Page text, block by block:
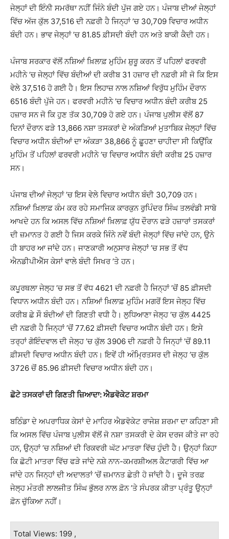
ਜੇਲ੍ਹਾਂ ਦੀ ਇੰਨੀ ਸਮਰੱਥਾ ਨਹੀਂ ਜਿੰਨੇ ਬੰਦੀ ਪੁੱਜ ਗਏ ਹਨ। ਪੰਜਾਬ ਦੀਆਂ ਜੇਲ੍ਹਾਂ
ਵਿੱਚ ਅੱਜ ਕੁੱਲ 37,516 ਦੀ ਨਫ਼ਰੀ ਹੈ ਜਿਨ੍ਹਾਂ ’ਚ 30,709 ਵਿਚਾਰ ਅਧੀਨ
ਬੰਦੀ ਹਨ। ਭਾਵ ਜੇਲ੍ਹਾਂ ’ਚ 81.85 ਫ਼ੀਸਦੀ ਬੰਦੀ ਹਨ ਅਤੇ ਬਾਕੀ ਕੈਦੀ ਹਨ।
ਪੰਜਾਬ ਸਰਕਾਰ ਵੱਲੋਂ ਨਸ਼ਿਆਂ ਖ਼ਿਲਾਫ਼ ਮੁਹਿੰਮ ਸ਼ੁਰੂ ਕਰਨ ਤੋਂ ਪਹਿਲਾਂ ਫਰਵਰੀ
ਮਹੀਨੇ ’ਚ ਜੇਲ੍ਹਾਂ ਵਿੱਚ ਬੰਦੀਆਂ ਦੀ ਕਰੀਬ 31 ਹਜ਼ਾਰ ਦੀ ਨਫ਼ਰੀ ਸੀ ਜੋ ਕਿ ਇਸ
ਵੇਲੇ 37,516 ਹੋ ਗਈ ਹੈ। ਇਸ ਲਿਹਾਜ਼ ਨਾਲ ਨਸ਼ਿਆਂ ਵਿਰੁੱਧ ਮੁਹਿੰਮ ਦੌਰਾਨ
6516 ਬੰਦੀ ਪੁੱਜੇ ਹਨ। ਫਰਵਰੀ ਮਹੀਨੇ ’ਚ ਵਿਚਾਰ ਅਧੀਨ ਬੰਦੀ ਕਰੀਬ 25
ਹਜ਼ਾਰ ਸਨ ਜੋ ਕਿ ਹੁਣ ਤੱਕ 30,709 ਹੋ ਗਏ ਹਨ। ਪੰਜਾਬ ਪੁਲੀਸ ਵੱਲੋਂ 87
ਦਿਨਾਂ ਦੌਰਾਨ ਫੜੇ 13,866 ਨਸ਼ਾ ਤਸਕਰਾਂ ਦੇ ਅੰਕੜਿਆਂ ਮੁਤਾਬਿਕ ਜੇਲ੍ਹਾਂ ਵਿੱਚ
ਵਿਚਾਰ ਅਧੀਨ ਬੰਦੀਆਂ ਦਾ ਅੰਕੜਾ 38,866 ਨੂੰ ਛੂਹਣਾ ਚਾਹੀਦਾ ਸੀ ਕਿਉਂਕਿ
ਮੁਹਿੰਮ ਤੋਂ ਪਹਿਲਾਂ ਫਰਵਰੀ ਮਹੀਨੇ ’ਚ ਵਿਚਾਰ ਅਧੀਨ ਬੰਦੀ ਕਰੀਬ 25 ਹਜ਼ਾਰ
ਸਨ।
ਪੰਜਾਬ ਦੀਆਂ ਜੇਲ੍ਹਾਂ ’ਚ ਇਸ ਵੇਲੇ ਵਿਚਾਰ ਅਧੀਨ ਬੰਦੀ 30,709 ਹਨ।
ਨਸ਼ਿਆਂ ਖ਼ਿਲਾਫ਼ ਕੰਮ ਕਰ ਰਹੇ ਸਮਾਜਿਕ ਕਾਰਕੁਨ ਰੁਪਿੰਦਰ ਸਿੰਘ ਤਲਵੰਡੀ ਸਾਬੋ
ਆਖਦੇ ਹਨ ਕਿ ਅਸਲ ਵਿੱਚ ਨਸ਼ਿਆਂ ਖ਼ਿਲਾਫ਼ ਯੁੱਧ ਦੌਰਾਨ ਫੜੇ ਹਜ਼ਾਰਾਂ ਤਸਕਰਾਂ
ਦੀ ਜ਼ਮਾਨਤ ਹੋ ਗਈ ਹੈ ਜਿਸ ਕਰਕੇ ਜਿੰਨੇ ਨਵੇਂ ਬੰਦੀ ਜੇਲ੍ਹਾਂ ਵਿੱਚ ਜਾਂਦੇ ਹਨ, ਉਨੇ
ਹੀ ਬਾਹਰ ਆ ਜਾਂਦੇ ਹਨ। ਜਾਣਕਾਰੀ ਅਨੁਸਾਰ ਜੇਲ੍ਹਾਂ ’ਚ ਸਭ ਤੋਂ ਵੱਧ
ਐਨਡੀਪੀਐੱਸ ਕੇਸਾਂ ਵਾਲੇ ਬੰਦੀ ਸਿਖਰ ’ਤੇ ਹਨ।
ਕਪੂਰਥਲਾ ਜੇਲ੍ਹ ’ਚ ਸਭ ਤੋਂ ਵੱਧ 4621 ਦੀ ਨਫ਼ਰੀ ਹੈ ਜਿਨ੍ਹਾਂ ’ਚੋਂ 85 ਫ਼ੀਸਦੀ
ਵਿਧਾਨ ਅਧੀਨ ਬੰਦੀ ਹਨ। ਨਸ਼ਿਆਂ ਖ਼ਿਲਾਫ਼ ਮੁਹਿੰਮ ਮਗਰੋਂ ਇਸ ਜੇਲ੍ਹ ਵਿੱਚ
ਕਰੀਬ ਛੇ ਸੌ ਬੰਦੀਆਂ ਦੀ ਗਿਣਤੀ ਵਧੀ ਹੈ। ਲੁਧਿਆਣਾ ਜੇਲ੍ਹ ’ਚ ਕੁੱਲ 4425
ਦੀ ਨਫ਼ਰੀ ਹੈ ਜਿਨ੍ਹਾਂ ’ਚੋਂ 77.62 ਫ਼ੀਸਦੀ ਵਿਚਾਰ ਅਧੀਨ ਬੰਦੀ ਹਨ। ਇਸੇ
ਤਰ੍ਹਾਂ ਗੋਇੰਦਵਾਲ ਦੀ ਜੇਲ੍ਹ ’ਚ ਕੁੱਲ 3906 ਦੀ ਨਫ਼ਰੀ ਹੈ ਜਿਨ੍ਹਾਂ ’ਚੋਂ 89.11
ਫ਼ੀਸਦੀ ਵਿਚਾਰ ਅਧੀਨ ਬੰਦੀ ਹਨ। ਇਵੇਂ ਹੀ ਅੰਮ੍ਰਿਤਸਰ ਦੀ ਜੇਲ੍ਹ ’ਚ ਕੁੱਲ
3726 ਚੋਂ 85.96 ਫ਼ੀਸਦੀ ਵਿਚਾਰ ਅਧੀਨ ਬੰਦੀ ਹਨ।
ਛੋਟੇ ਤਸਕਰਾਂ ਦੀ ਗਿਣਤੀ ਜ਼ਿਆਦਾ: ਐਡਵੋਕੇਟ ਸ਼ਰਮਾ
ਬਠਿੰਡਾ ਦੇ ਅਪਰਾਧਿਕ ਕੇਸਾਂ ਦੇ ਮਾਹਿਰ ਐਡਵੋਕੇਟ ਰਾਜੇਸ਼ ਸ਼ਰਮਾ ਦਾ ਕਹਿਣਾ ਸੀ
ਕਿ ਅਸਲ ਵਿੱਚ ਪੰਜਾਬ ਪੁਲੀਸ ਵੱਲੋਂ ਜੋ ਨਸ਼ਾ ਤਸਕਰੀ ਦੇ ਕੇਸ ਦਰਜ ਕੀਤੇ ਜਾ ਰਹੇ
ਹਨ, ਉਨ੍ਹਾਂ ’ਚ ਨਸ਼ਿਆਂ ਦੀ ਰਿਕਵਰੀ ਘੱਟ ਮਾਤਰਾ ਵਿੱਚ ਹੁੰਦੀ ਹੈ। ਉਨ੍ਹਾਂ ਕਿਹਾ
ਕਿ ਛੋਟੀ ਮਾਤਰਾ ਵਿੱਚ ਫੜੇ ਜਾਂਦੇ ਨਸ਼ੇ ਨਾਨ-ਕਮਰਸ਼ੀਅਲ ਕੈਟਾਗਰੀ ਵਿੱਚ ਆ
ਜਾਂਦੇ ਹਨ ਜਿਨ੍ਹਾਂ ਦੀ ਅਦਾਲਤਾਂ ’ਚੋਂ ਜ਼ਮਾਨਤ ਛੇਤੀ ਹੋ ਜਾਂਦੀ ਹੈ। ਦੂਜੇ ਤਰਫ਼
ਜੇਲ੍ਹ ਮੰਤਰੀ ਲਾਲਜੀਤ ਸਿੰਘ ਭੁੱਲਰ ਨਾਲ ਫ਼ੋਨ ’ਤੇ ਸੰਪਰਕ ਕੀਤਾ ਪ੍ਰੰਤੂ ਉਨ੍ਹਾਂ
ਫ਼ੋਨ ਚੁੱਕਿਆ ਨਹੀਂ।
Total Views: 199 ,